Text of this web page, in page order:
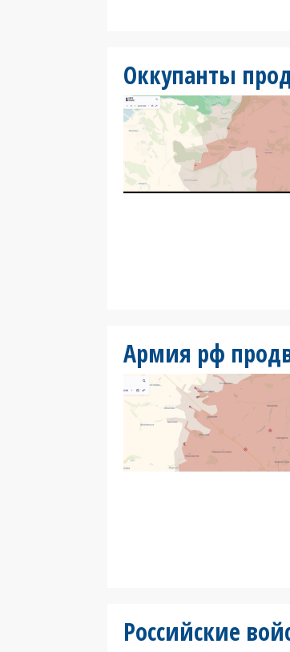
Оккупанты
Армия рф
Российские